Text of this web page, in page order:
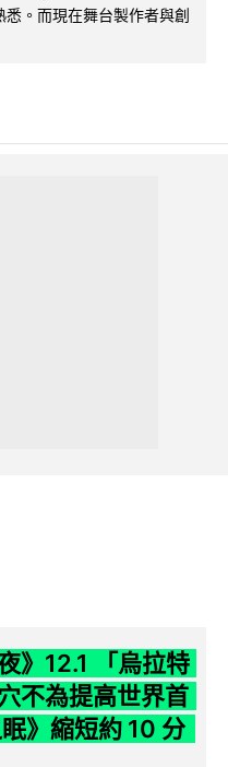
。而現在舞台製作者與創
》12.1 「烏拉特
不為提高世界首
》縮短約 10 分